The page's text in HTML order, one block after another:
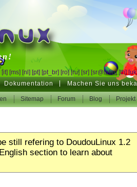
[it] [ms] [nl] [pt] [pt_br] [ro] [ru] [sr] [sr@latin] [th]
Dokumentation Machen Sie uns
Sitemap Forum Blog Projekt
still refering to DoudouLinux 1.2
section to learn about